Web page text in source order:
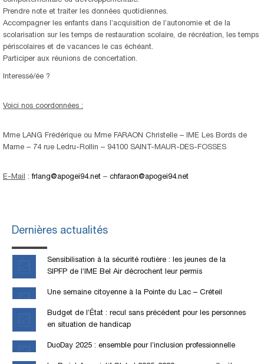
Prendre note et traiter les données quotidiennes.
Accompagner les enfants dans l’acquisition de l’autonomie et de la
scolarisation sur les temps de restauration scolaire, de récréation, les temps
périscolaires et de vacances le cas échéant.
Participer aux réunions de concertation.
Interessé/ée ?
Voici nos coordonnées :
Mme LANG Frédérique ou Mme FARAON Christelle – IME Les Bords de
Marne – 74 rue Ledru-Rollin – 94100 SAINT-MAUR-DES-FOSSES
E-Mail :frlang@apogei94.net – chfaraon@apogei94.net
Dernières actualités
Sensibilisation à la sécurité routière : les jeunes de la
SIPFP de l’IME Bel Air décrochent leur permis
Une semaine citoyenne à la Pointe du Lac – Créteil
Budget de l’État : recul sans précédent pour les personnes
en situation de handicap
DuoDay 2025 : ensemble pour l’inclusion professionnelle